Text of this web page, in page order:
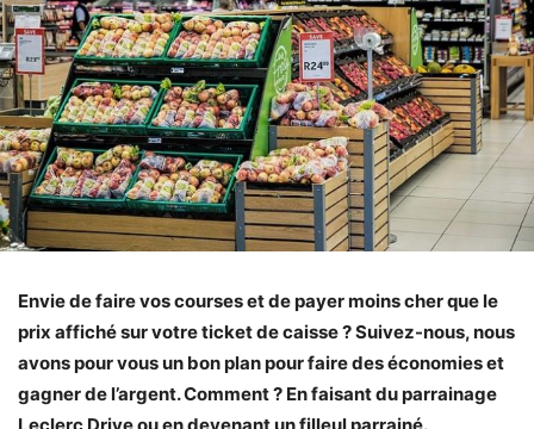
Envie de faire vos courses et de payer moins cher que le
prix affiché sur votre ticket de caisse ? Suivez-nous, nous
avons pour vous un bon plan pour faire des économies et
gagner de l’argent. Comment ? En faisant du parrainage